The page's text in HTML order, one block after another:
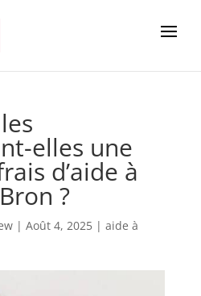
elles une
d’aide à
?
| Août 4, 2025| aide à